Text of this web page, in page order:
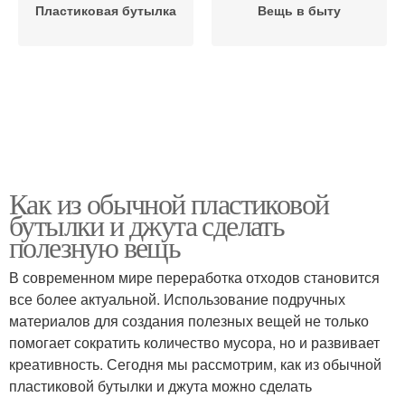
Пластиковая бутылка Вещь в быту
Как из обычной пластиковой
бутылки и джута сделать
полезную вещь
В современном мире переработка отходов становится
все более актуальной. Использование подручных
материалов для создания полезных вещей не только
помогает сократить количество мусора, но и развивает
креативность. Сегодня мы рассмотрим, как из обычной
пластиковой бутылки и джута можно сделать